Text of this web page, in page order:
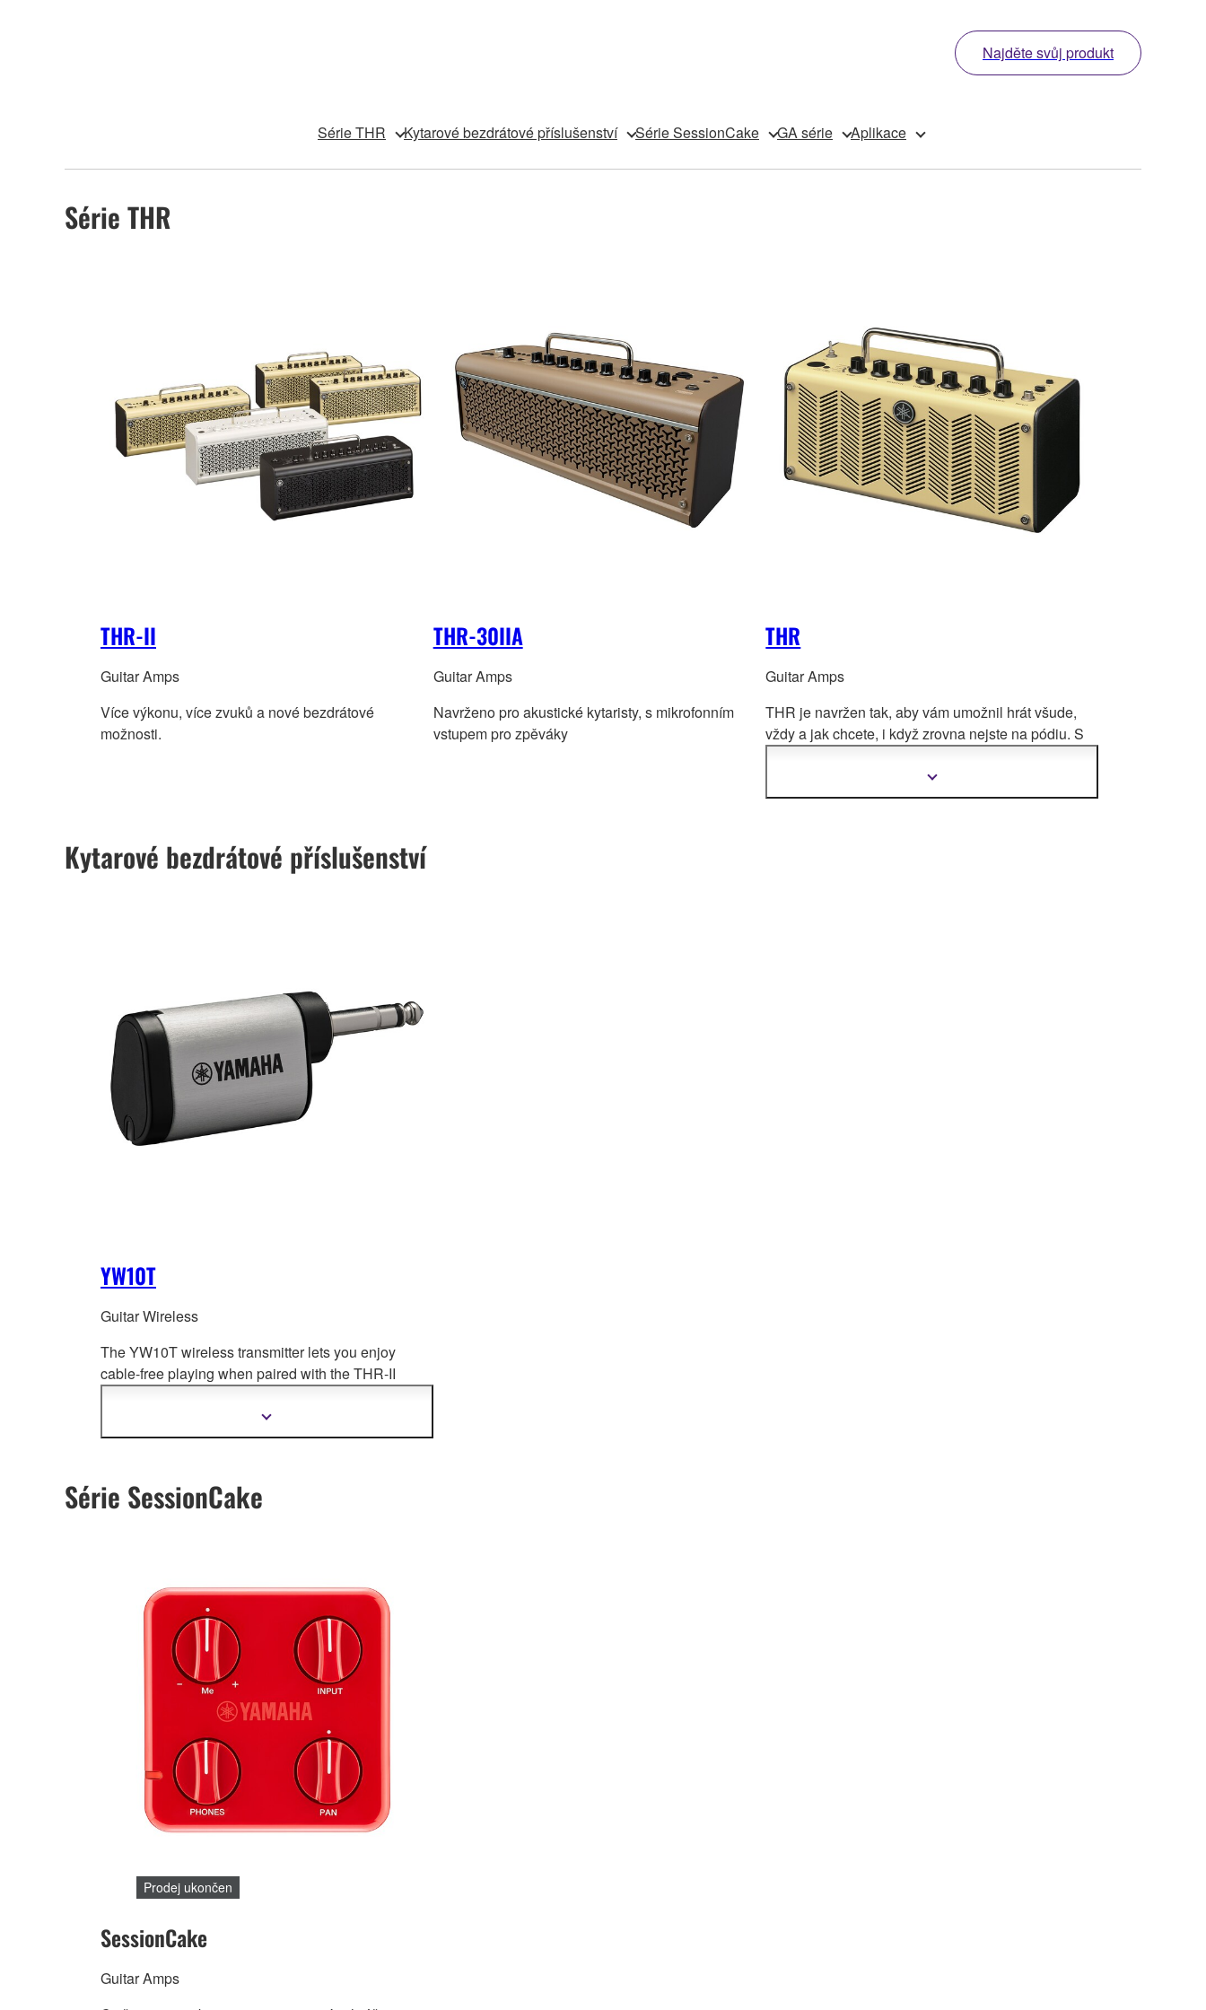
Najděte svůj produkt
Série THR Kytarové bezdrátové příslušenství Série SessionCake GA série Aplikace
Série THR
THR-II
Guitar Amps
Více výkonu, více zvuků a nové bezdrátové
možnosti.
THR-30IIA
Guitar Amps
Navrženo pro akustické kytaristy, s mikrofonním
vstupem pro zpěváky
THR
Guitar Amps
THR je navržen tak, aby vám umožnil hrát všude,
vždy a jak chcete, i když zrovna nejste na pódiu. S
stereo zvukem v jednom balení. Zařízení
vytvořeno, aby splnilo všechny vaše požadavky při
Zobrazit
Kytarové bezdrátové příslušenství
YW10T
Guitar Wireless
The YW10T wireless transmitter lets you enjoy
cable-free playing when paired with the THR-II
Simply plug in and experience wireless freedom.
Zobrazit
Série SessionCake
SessionCake
Prodej ukončen
Guitar Amps